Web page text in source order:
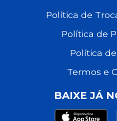
Política de
Política de
Política
Termos e
BAIXE JÁ